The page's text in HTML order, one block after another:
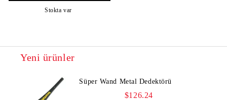
Stokta var
Yeni ürünler
Süper Wand Metal Dedektörü
$126.24